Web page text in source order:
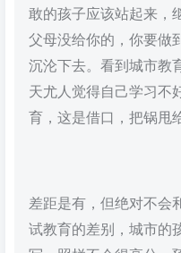
敢的孩子应该站起来，
父母没给你的，你要做
沉沦下去。看到城市教
天尤人觉得自己学习不
育，这是借口，把锅甩
差距是有，但绝对不会
试教育的差别，城市的